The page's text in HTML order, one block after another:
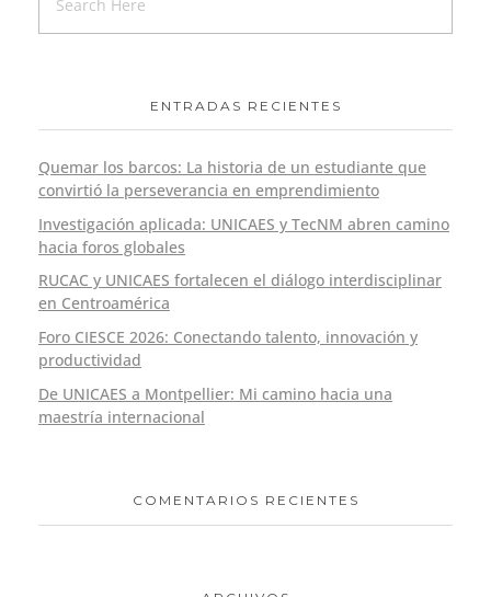
ENTRADAS RECIENTES
Quemar los barcos: La historia de un estudiante que
convirtió la perseverancia en emprendimiento
Investigación aplicada: UNICAES y TecNM abren camino
hacia foros globales
RUCAC y UNICAES fortalecen el diálogo interdisciplinar
en Centroamérica
Foro CIESCE 2026: Conectando talento, innovación y
productividad
De UNICAES a Montpellier: Mi camino hacia una
maestría internacional
COMENTARIOS RECIENTES